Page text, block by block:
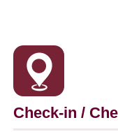
Check-in /